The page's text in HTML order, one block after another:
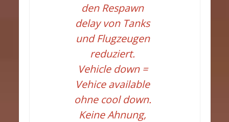
den Respawn
delay von Tanks
und Flugzeugen
reduziert.
Vehicle down =
Vehice available
ohne cool down.
Keine Ahnung,